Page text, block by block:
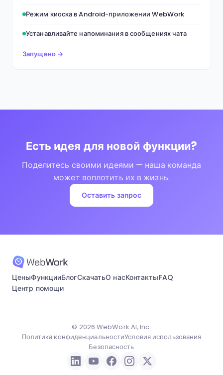
Режим киоска в Android-приложении WebWork
Устанавливайте напоминания в сообщениях чата
Запущено →
Есть идея для новой функции?
Поделитесь своими идеями — наша команда
может воплотить их в жизнь.
Оставить запрос
ЦеныФункцииБлогСкачатьО насКонтактыFAQ
Центр помощи
© 2026 WebWork AI, Inc.
Политика конфиденциальностиУсловия использования
Безопасность